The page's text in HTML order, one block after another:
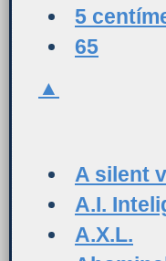
5
65
▲
A silent
A.I.
A.X.L.